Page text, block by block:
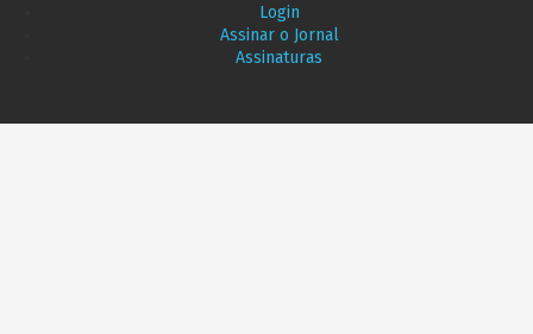
Login
Assinar o Jornal
Assinaturas